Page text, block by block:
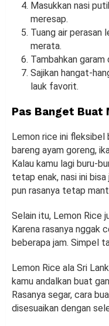
Masukkan nasi
meresap.
Tuang air perasan
merata.
Tambahkan
Sajikan hangat-
lauk favorit.
Pas Banget Buat
Lemon rice ini fleksibel
bareng ayam goreng,
Kalau kamu lagi buru-
tetap enak, nasi ini
pun rasanya tetap
Selain itu, Lemon Rice
Karena rasanya nggak
beberapa jam. Simpel
Lemon Rice ala Sri
kamu andalkan buat
Rasanya segar, cara
disesuaikan dengan